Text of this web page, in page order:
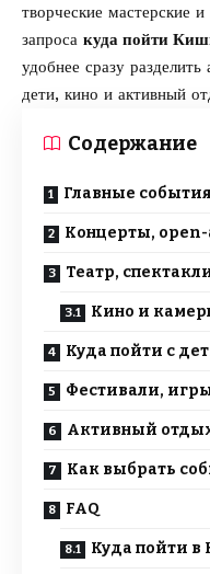
творческие мастерские
запроса куда пойти
удобнее сразу
дети, кино и активный
Содержание
Главные
Концерты,
Театр,
Кино и
Куда пойти с
Фестивали,
Активный
Как выбрать
FAQ
Куда пойти в